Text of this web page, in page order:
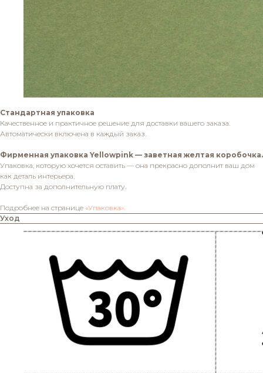
Стандартная упаковка
Качественное и практичное решение для доставки вашего заказа.
Автоматически включена в каждый заказ.
Фирменная упаковка Yellowpink — заветная желтая коробочка.
Упаковка, которую хочется оставить — она прекрасно дополнит ваш дом
как деталь интерьера.
Доступна за дополнительную плату.
Подробнее на странице «Упаковка».
Уход